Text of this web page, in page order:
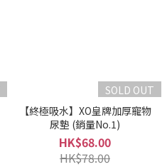
SOLD OUT
【終極吸水】XO皇牌加厚寵物
尿墊 (銷量No.1)
HK$68.00
HK$78.00